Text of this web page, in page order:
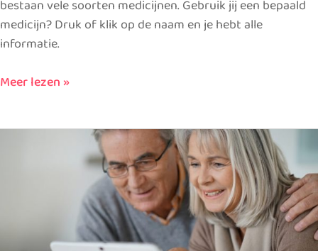
bestaan vele soorten medicijnen. Gebruik jij een bepaald
medicijn? Druk of klik op de naam en je hebt alle
informatie.
Meer lezen »